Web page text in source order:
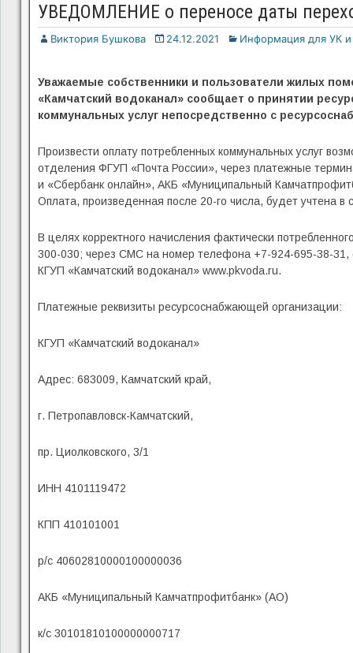
УВЕДОМЛЕНИЕ о переносе даты
Виктория Бушкова 24.12.2021 Информация для УК и
Уважаемые собственники и пользователи жилых
«Камчатский водоканал» сообщает о принятии
коммунальных услуг непосредственно с
Произвести оплату потребленных коммунальных услуг
отделения ФГУП «Почта России», через платежные
и «Сбербанк онлайн», АКБ «Муниципальный
Оплата, произведенная после 20-го числа, будет учтена
В целях корректного начисления фактически
300-030; через СМС на номер телефона +7-924-695-38-31,
КГУП «Камчатский водоканал» www.pkvoda.ru.
Платежные реквизиты ресурсоснабжающей организации:
КГУП «Камчатский водоканал»
Адрес: 683009, Камчатский край,
г. Петропавловск-Камчатский,
пр. Циолковского, 3/1
ИНН 4101119472
КПП 410101001
р/с 40602810000100000036
АКБ «Муниципальный Камчатпрофитбанк» (АО)
к/с 30101810100000000717